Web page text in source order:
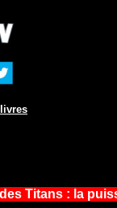
Titans : la